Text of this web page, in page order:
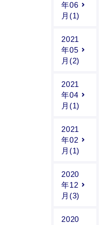
年06
月(1)
2021
年05
月(2)
2021
年04
月(1)
2021
年02
月(1)
2020
年12
月(3)
2020